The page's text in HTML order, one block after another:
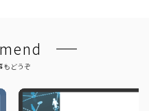
もどうぞ